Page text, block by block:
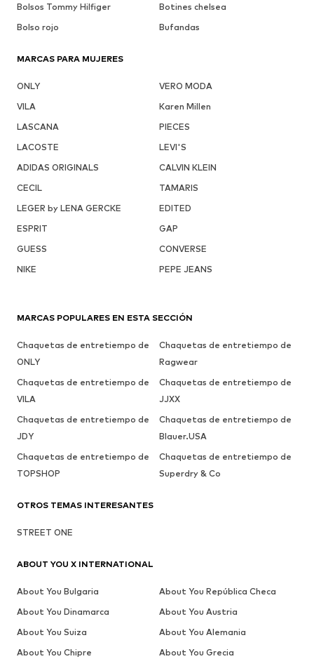
Bolsos Tommy Hilfiger
Botines chelsea
Bolso rojo
Bufandas
MARCAS PARA MUJERES
ONLY
VERO MODA
VILA
Karen Millen
LASCANA
PIECES
LACOSTE
LEVI'S
ADIDAS ORIGINALS
CALVIN KLEIN
CECIL
TAMARIS
LEGER by LENA GERCKE
EDITED
ESPRIT
GAP
GUESS
CONVERSE
NIKE
PEPE JEANS
MARCAS POPULARES EN ESTA SECCIÓN
Chaquetas de entretiempo de
ONLY
Chaquetas de entretiempo de
Ragwear
Chaquetas de entretiempo de
VILA
Chaquetas de entretiempo de
JJXX
Chaquetas de entretiempo de
JDY
Chaquetas de entretiempo de
Blauer.USA
Chaquetas de entretiempo de
TOPSHOP
Chaquetas de entretiempo de
Superdry & Co
OTROS TEMAS INTERESANTES
STREET ONE
ABOUT YOU X INTERNATIONAL
About You Bulgaria
About You República Checa
About You Dinamarca
About You Austria
About You Suiza
About You Alemania
About You Chipre
About You Grecia